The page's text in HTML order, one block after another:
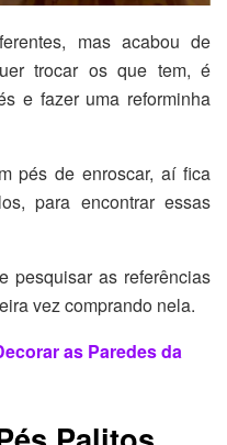
mas acabou de
trocar os que tem, é
e fazer uma reforminha
pés de enroscar, aí fica
para encontrar essas
pesquisar as referências
vez comprando nela.
as Paredes da